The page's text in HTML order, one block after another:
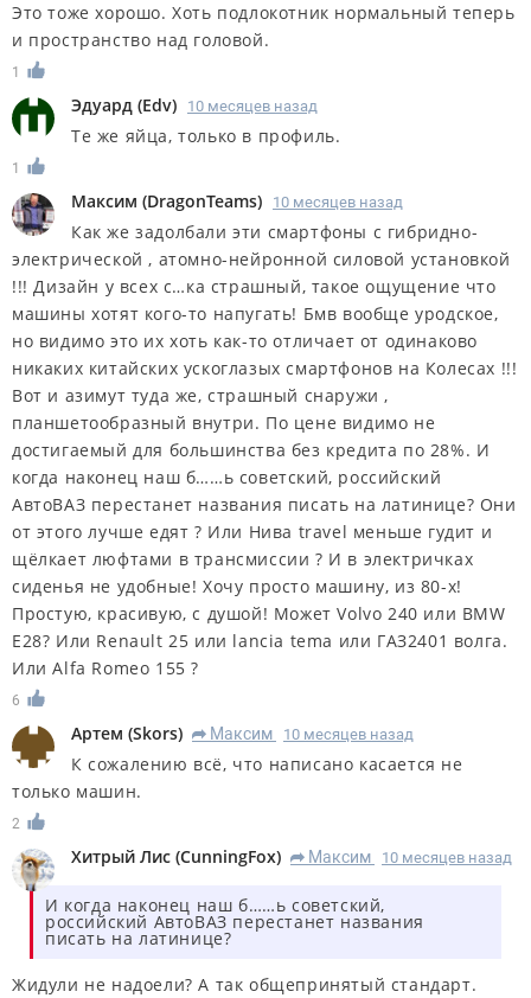
Это тоже хорошо. Хоть подлокотник нормальный теперь
и пространство над головой.
1
Эдуард (Edv) 10 месяцев назад
Те же яйца, только в профиль.
1
Максим (DragonTeams) 10 месяцев назад
Как же задолбали эти смартфоны с гибридно-
электрической , атомно-нейронной силовой установкой
!!! Дизайн у всех с…ка страшный, такое ощущение что
машины хотят кого-то напугать! Бмв вообще уродское,
но видимо это их хоть как-то отличает от одинаково
никаких китайских ускоглазых смартфонов на Колесах !!!
Вот и азимут туда же, страшный снаружи ,
планшетообразный внутри. По цене видимо не
достигаемый для большинства без кредита по 28%. И
когда наконец наш б……ь советский, российский
АвтоВАЗ перестанет названия писать на латинице? Они
от этого лучше едят ? Или Нива travel меньше гудит и
щёлкает люфтами в трансмиссии ? И в электричках
сиденья не удобные! Хочу просто машину, из 80-х!
Простую, красивую, с душой! Может Volvo 240 или BMW
E28? Или Renault 25 или lancia tema или ГАЗ2401 волга.
Или Alfa Romeo 155 ?
6
Артем (Skors) R Максим 10 месяцев назад
К сожалению всё, что написано касается не
только машин.
2
Хитрый Лис (CunningFox) R Максим 10 месяцев назад
И когда наконец наш б……ь советский,
российский АвтоВАЗ перестанет названия
писать на латинице?
Жидули не надоели? А так общепринятый стандарт.